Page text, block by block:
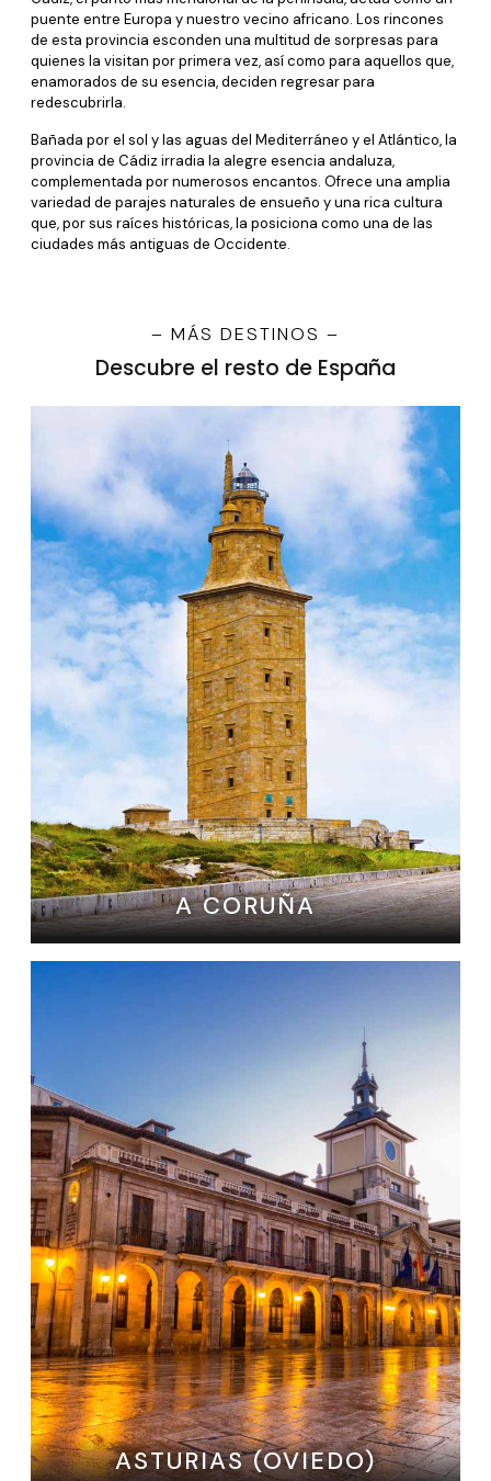
puente entre Europa y nuestro vecino africano. Los rincones
de esta provincia esconden una multitud de sorpresas para
quienes la visitan por primera vez, así como para aquellos que,
enamorados de su esencia, deciden regresar para
redescubrirla.
Bañada por el sol y las aguas del Mediterráneo y el Atlántico, la
provincia de Cádiz irradia la alegre esencia andaluza,
complementada por numerosos encantos. Ofrece una amplia
variedad de parajes naturales de ensueño y una rica cultura
que, por sus raíces históricas, la posiciona como una de las
ciudades más antiguas de Occidente.
– MÁS DESTINOS –
Descubre el resto de España
A CORUÑA
ASTURIAS (OVIEDO)